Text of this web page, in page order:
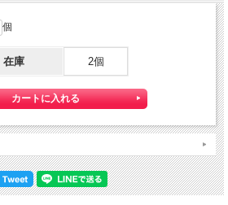
個
在庫 2個